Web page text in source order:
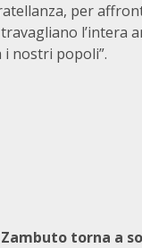
per
l’intera
i nostri popoli”.
Zambuto torna a